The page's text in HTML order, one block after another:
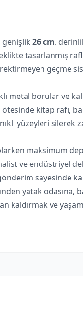
genişlik 26 cm,
tasarlanmış
geçme
metal borular ve
ötesinde kitap rafı,
yüzeyleri silerek
maksimum
ve endüstriyel
sayesinde
yatak odasına,
kaldırmak ve